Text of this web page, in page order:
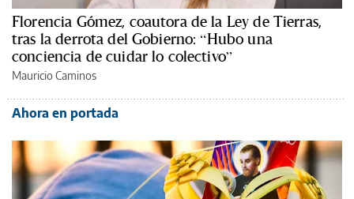
Florencia Gómez, coautora de la Ley de Tierras,
tras la derrota del Gobierno: “Hubo una
conciencia de cuidar lo colectivo”
Mauricio Caminos
Ahora en portada